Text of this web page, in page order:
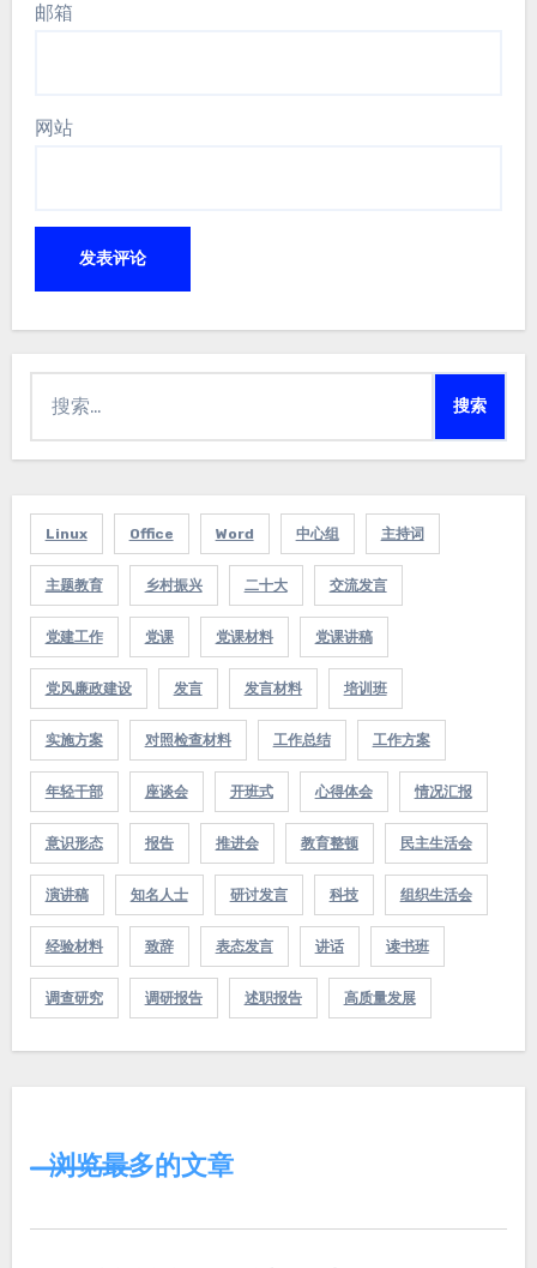
邮箱
网站
索：
Linux Office Word 中心组 主持词
主题教育 乡村振兴 二十大 交流发言
党建工作 党课 党课材料 党课讲稿
党风廉政建设 发言 发言材料 培训班
实施方案 对照检查材料 工作总结 工作方案
年轻干部 座谈会 开班式 心得体会 情况汇报
意识形态 报告 推进会 教育整顿 民主生活会
演讲稿 知名人士 研讨发言 科技 组织生活会
经验材料 致辞 表态发言 讲话 读书班
调查研究 调研报告 述职报告 高质量发展
浏览最多的文章